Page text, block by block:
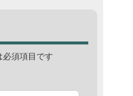
必須項目です